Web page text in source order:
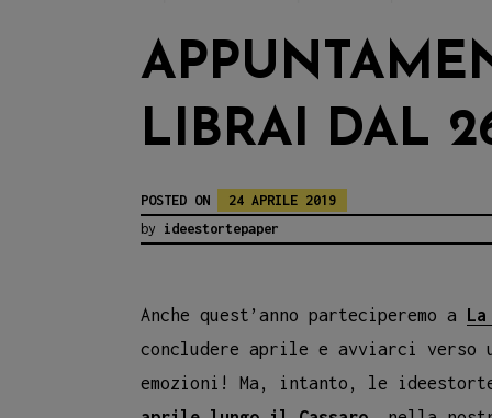
LIBRAI DAL
POSTED ON
24 APRILE 2019
by ideestortepaper
Anche quest’anno parteciperemo a
concludere aprile e avviarci verso
emozioni! Ma, intanto, le